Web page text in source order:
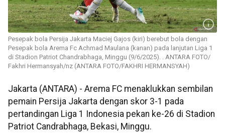
Pesepak bola Persija Jakarta Maciej Gajos (kiri) berebut bola dengan
Pesepak bola Arema Fc Achmad Maulana (kanan) pada lanjutan Liga 1
di Stadion Patriot Chandrabhaga, Minggu (9/6/2025). . ANTARA FOTO/
Fakhri Hermansyah/nz (ANTARA FOTO/FAKHRI HERMANSYAH)
Jakarta (ANTARA) - Arema FC menaklukkan sembilan
pemain Persija Jakarta dengan skor 3-1 pada
pertandingan Liga 1 Indonesia pekan ke-26 di Stadion
Patriot Candrabhaga, Bekasi, Minggu.